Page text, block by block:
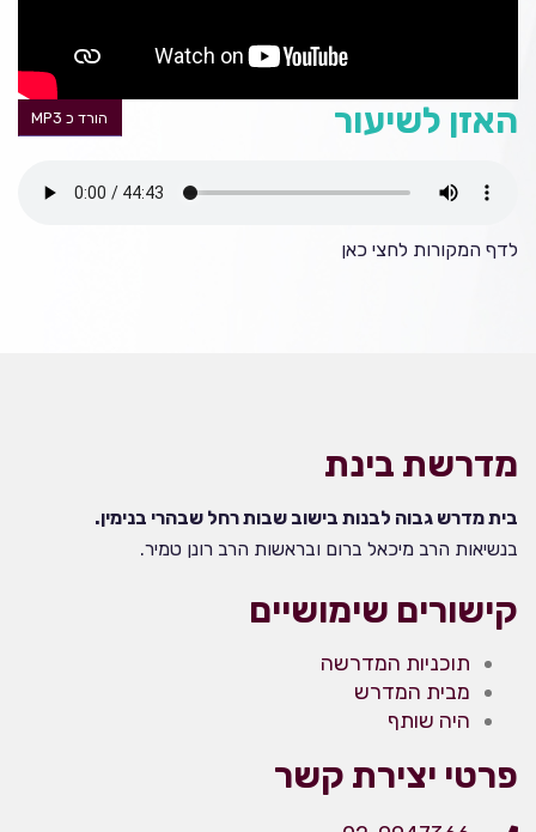
הורד כ MP3 האזן לשיעור
לדף המקורות לחצי כאן
מדרשת בינת
בית מדרש גבוה לבנות בישוב שבות רחל שבהרי בנימין.
בנשיאות הרב מיכאל ברום ובראשות הרב רונן טמיר.
קישורים שימושיים
תוכניות המדרשה
מבית המדרש
היה שותף
פרטי יצירת קשר